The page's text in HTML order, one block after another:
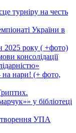
турніру на честь
України в
2025 року ( +фото)
консолідації
нари! (+ фото,
у бібліотеці
УПА